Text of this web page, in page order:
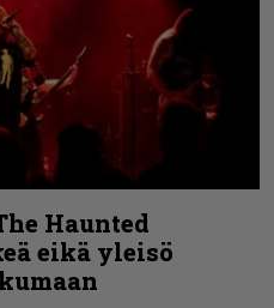
Haunted
eikä yleisö